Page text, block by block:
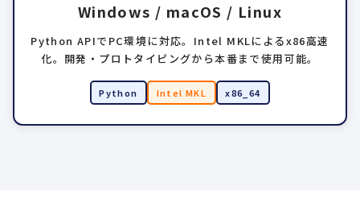
Windows / macOS / Linux
Python APIでPC環境に対応。Intel MKLによるx86高速
化。開発・プロトタイピングから本番まで使用可能。
Python Intel MKL x86_64